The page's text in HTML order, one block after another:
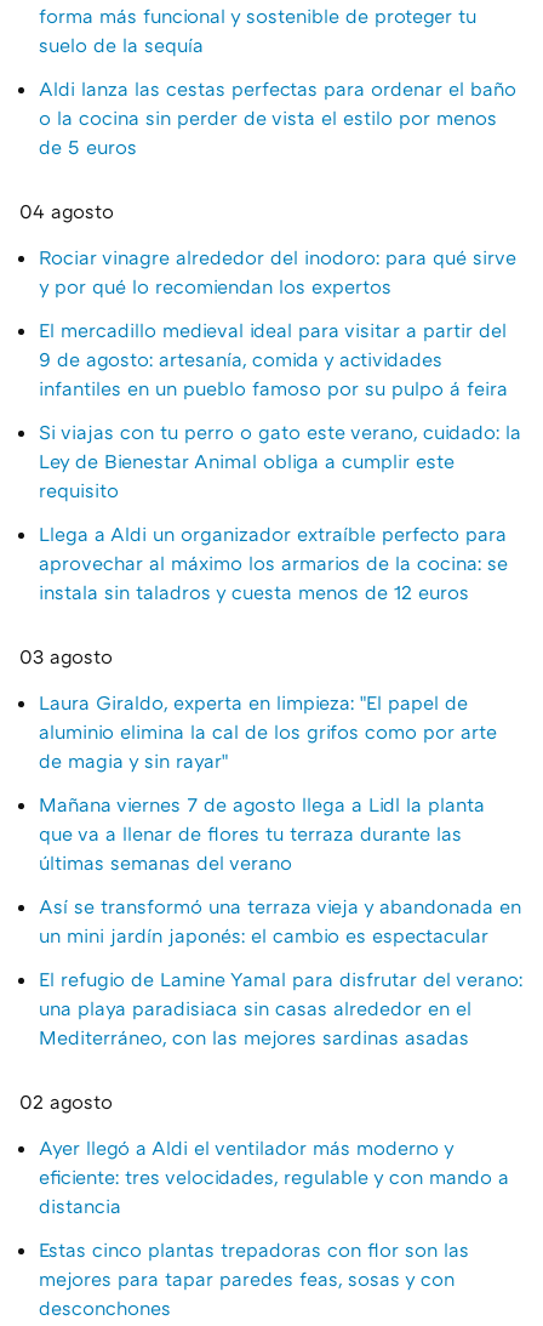
forma más funcional y sostenible de proteger tu
suelo de la sequía
Aldi lanza las cestas perfectas para ordenar el baño
o la cocina sin perder de vista el estilo por menos
de 5 euros
04 agosto
Rociar vinagre alrededor del inodoro: para qué sirve
y por qué lo recomiendan los expertos
El mercadillo medieval ideal para visitar a partir del
9 de agosto: artesanía, comida y actividades
infantiles en un pueblo famoso por su pulpo á feira
Si viajas con tu perro o gato este verano, cuidado: la
Ley de Bienestar Animal obliga a cumplir este
requisito
Llega a Aldi un organizador extraíble perfecto para
aprovechar al máximo los armarios de la cocina: se
instala sin taladros y cuesta menos de 12 euros
03 agosto
Laura Giraldo, experta en limpieza: "El papel de
aluminio elimina la cal de los grifos como por arte
de magia y sin rayar"
Mañana viernes 7 de agosto llega a Lidl la planta
que va a llenar de flores tu terraza durante las
últimas semanas del verano
Así se transformó una terraza vieja y abandonada en
un mini jardín japonés: el cambio es espectacular
El refugio de Lamine Yamal para disfrutar del verano:
una playa paradisiaca sin casas alrededor en el
Mediterráneo, con las mejores sardinas asadas
02 agosto
Ayer llegó a Aldi el ventilador más moderno y
eficiente: tres velocidades, regulable y con mando a
distancia
Estas cinco plantas trepadoras con flor son las
mejores para tapar paredes feas, sosas y con
desconchones